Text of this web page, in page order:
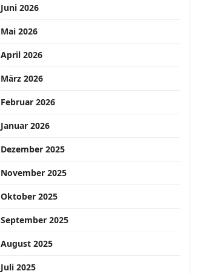
Juni 2026
Mai 2026
April 2026
März 2026
Februar 2026
Januar 2026
Dezember 2025
November 2025
Oktober 2025
September 2025
August 2025
Juli 2025